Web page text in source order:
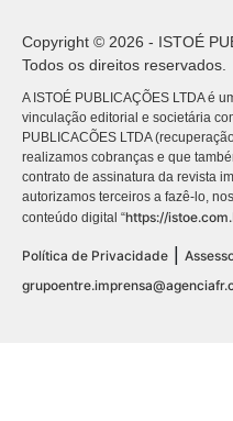
Copyright © 2026 - ISTOÉ
Todos os direitos reservados.
A ISTOÉ PUBLICAÇÕES LTDA é
vinculação editorial e societária
PUBLICACÕES LTDA
realizamos cobranças e que
contrato de assinatura da revista
autorizamos terceiros a fazê-lo,
conteúdo digital “https://
Política de Privacidade